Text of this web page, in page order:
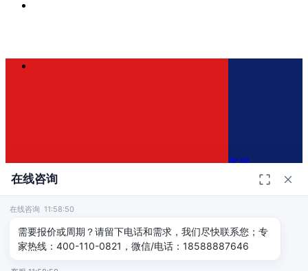
400-110-0821
客服
免费咨询方案
在线咨询
在线咨询 11:58:50
需要报价或周期？请留下电话和需求，我们尽快联系您；专
家热线：400-110-0821，微信/电话：18588887646